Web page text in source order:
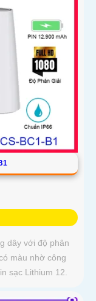
dây với độ phân
màu nhờ công
sạc Lithium 12.